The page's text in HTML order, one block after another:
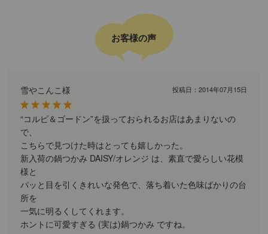
お客様の声
雪やこんこ様 投稿日：2014年07月15日
“コルピ＆ゴードン”を扱っておられるお店はあまりないの
で、
こちらで見つけた時はとっても嬉しかった。
新入荷の鍋つかみ DAISY/オレンジ は、素直で愛らしい花模
様と
パッと目を引くきれいな発色で、落ち着いた色味ばかりの台
所を
一気に明るくしてくれます。
ホントに可愛すぎる (実は)鍋つかみ ですね。